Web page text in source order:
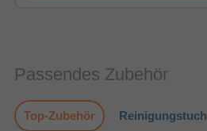
Passendes Zubehör
Top-Zubehör Reinigungstuch